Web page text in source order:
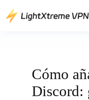
Saltar
Cómo
Discord: